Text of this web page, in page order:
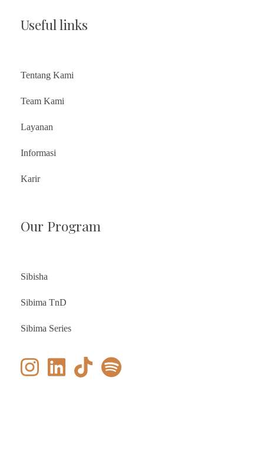
Useful links
Tentang Kami
Team Kami
Layanan
Informasi
Karir
Our Program
Sibisha
Sibima TnD
Sibima Series